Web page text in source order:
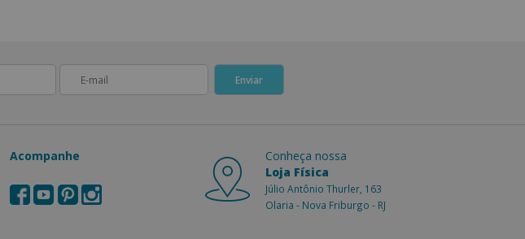
Acompanhe
Conheça nossa
Loja Física
Júlio Antônio Thurler, 163
Olaria - Nova Friburgo - RJ